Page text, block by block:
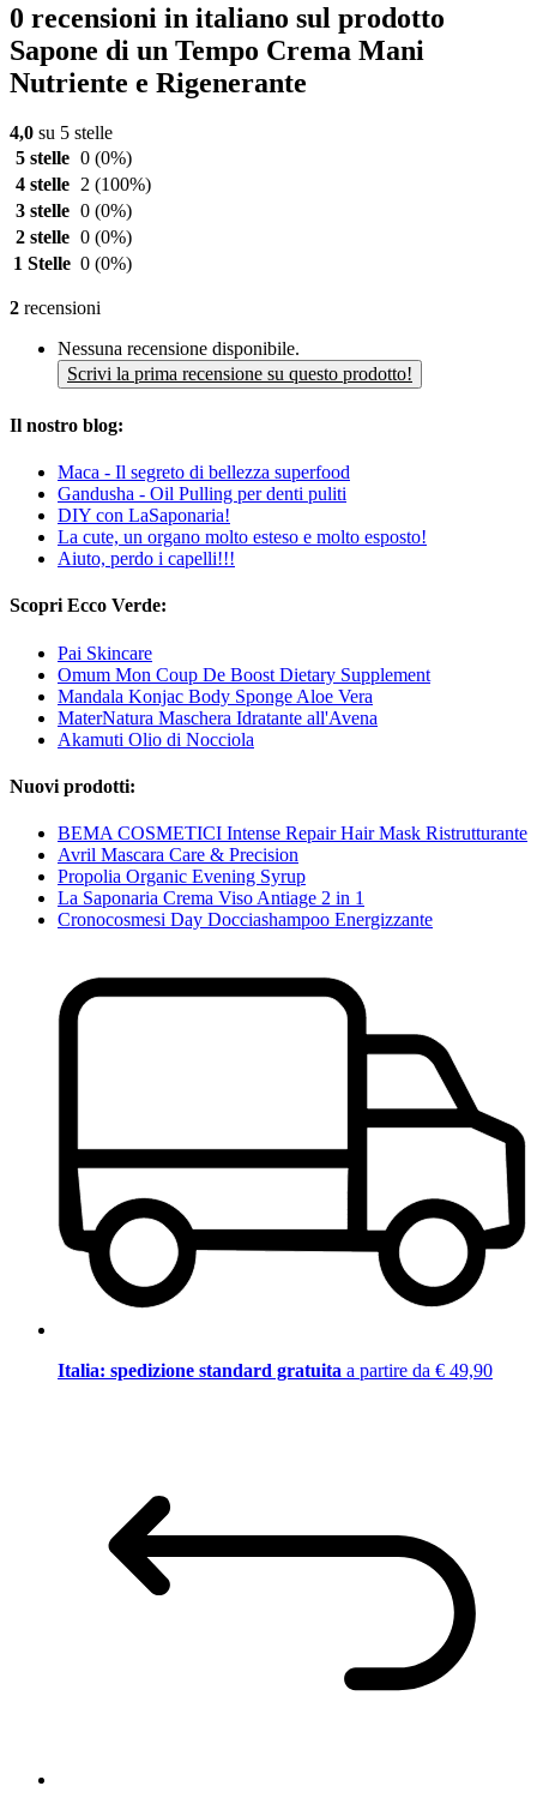
0 recensioni in italiano sul prodotto
Sapone di un Tempo Crema Mani
Nutriente e Rigenerante
4,0 su 5 stelle
5 stelle 0 (0%)
4 stelle 2 (100%)
3 stelle 0 (0%)
2 stelle 0 (0%)
1 Stelle 0 (0%)
2 recensioni
Nessuna recensione disponibile.
Scrivi la prima recensione su questo prodotto!
Il nostro blog:
Maca - Il segreto di bellezza superfood
Gandusha - Oil Pulling per denti puliti
DIY con LaSaponaria!
La cute, un organo molto esteso e molto esposto!
Aiuto, perdo i capelli!!!
Scopri Ecco Verde:
Pai Skincare
Omum Mon Coup De Boost Dietary Supplement
Mandala Konjac Body Sponge Aloe Vera
MaterNatura Maschera Idratante all'Avena
Akamuti Olio di Nocciola
Nuovi prodotti:
BEMA COSMETICI Intense Repair Hair Mask Ristrutturante
Avril Mascara Care & Precision
Propolia Organic Evening Syrup
La Saponaria Crema Viso Antiage 2 in 1
Cronocosmesi Day Docciashampoo Energizzante
Italia: spedizione standard gratuita a partire da € 49,90